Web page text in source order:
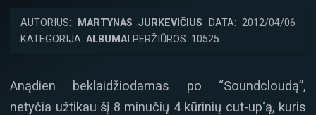
AUTORIUS: MARTYNAS JURKEVIČIUS DATA: 2012/04/06
KATEGORIJA: ALBUMAI PERŽIŪROS: 10525
Anądien beklaidžiodamas po “Soundcloudą”,
netyčia užtikau šį 8 minučių 4 kūrinių cut-up‘ą, kuris